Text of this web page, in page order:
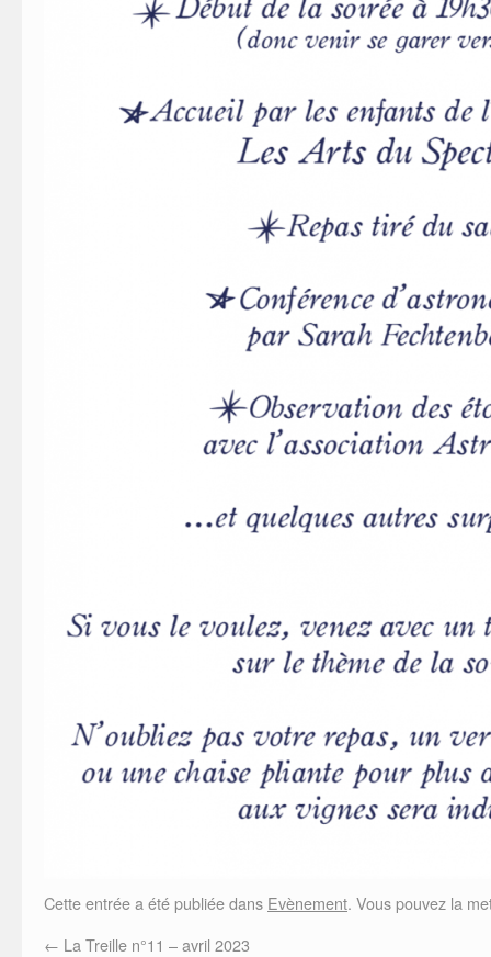
Cette entrée a été publiée dans Evènement. Vous pouvez la
← La Treille n°11 – avril 2023